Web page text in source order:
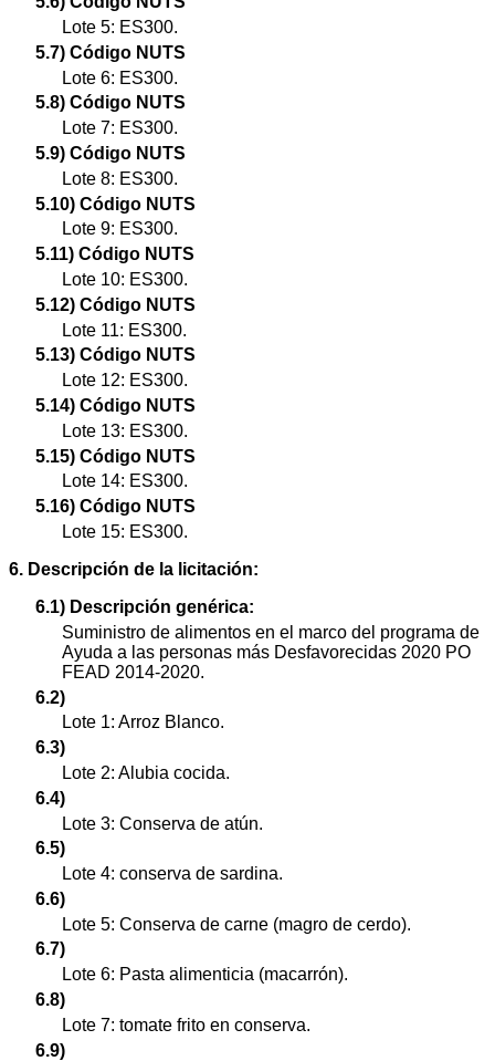
Lote 5: ES300.
5.7) Código NUTS
Lote 6: ES300.
5.8) Código NUTS
Lote 7: ES300.
5.9) Código NUTS
Lote 8: ES300.
5.10) Código NUTS
Lote 9: ES300.
5.11) Código NUTS
Lote 10: ES300.
5.12) Código NUTS
Lote 11: ES300.
5.13) Código NUTS
Lote 12: ES300.
5.14) Código NUTS
Lote 13: ES300.
5.15) Código NUTS
Lote 14: ES300.
5.16) Código NUTS
Lote 15: ES300.
6. Descripción de la licitación:
6.1) Descripción genérica:
Suministro de alimentos en el marco del programa de
Ayuda a las personas más Desfavorecidas 2020 PO
FEAD 2014-2020.
6.2)
Lote 1: Arroz Blanco.
6.3)
Lote 2: Alubia cocida.
6.4)
Lote 3: Conserva de atún.
6.5)
Lote 4: conserva de sardina.
6.6)
Lote 5: Conserva de carne (magro de cerdo).
6.7)
Lote 6: Pasta alimenticia (macarrón).
6.8)
Lote 7: tomate frito en conserva.
6.9)